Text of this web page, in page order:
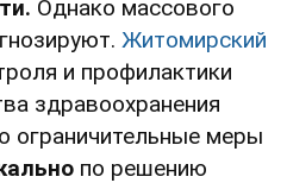
Однако массового
Житомирский
и профилактики
здравоохранения
ограничительные меры
по решению